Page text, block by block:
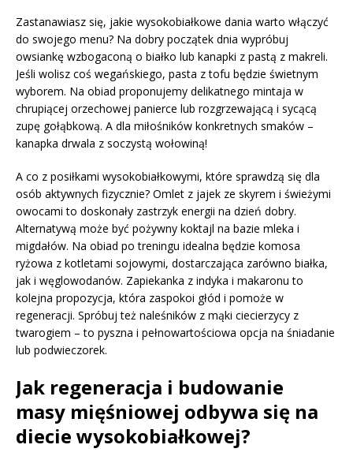
Zastanawiasz się, jakie wysokobiałkowe dania warto włączyć
do swojego menu? Na dobry początek dnia wypróbuj
owsiankę wzbogaconą o białko lub kanapki z pastą z makreli.
Jeśli wolisz coś wegańskiego, pasta z tofu będzie świetnym
wyborem. Na obiad proponujemy delikatnego mintaja w
chrupiącej orzechowej panierce lub rozgrzewającą i sycącą
zupę gołąbkową. A dla miłośników konkretnych smaków –
kanapka drwala z soczystą wołowiną!
A co z posiłkami wysokobiałkowymi, które sprawdzą się dla
osób aktywnych fizycznie? Omlet z jajek ze skyrem i świeżymi
owocami to doskonały zastrzyk energii na dzień dobry.
Alternatywą może być pożywny koktajl na bazie mleka i
migdałów. Na obiad po treningu idealna będzie komosa
ryżowa z kotletami sojowymi, dostarczająca zarówno białka,
jak i węglowodanów. Zapiekanka z indyka i makaronu to
kolejna propozycja, która zaspokoi głód i pomoże w
regeneracji. Spróbuj też naleśników z mąki ciecierzycy z
twarogiem – to pyszna i pełnowartościowa opcja na śniadanie
lub podwieczorek.
Jak regeneracja i budowanie
masy mięśniowej odbywa się na
diecie wysokobiałkowej?